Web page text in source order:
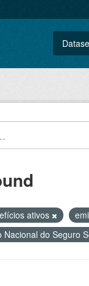
ativos
Nacional do Seguro